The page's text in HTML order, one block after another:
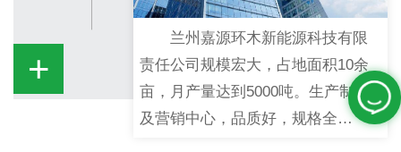
+
兰州嘉源环木新能源科技有限
责任公司规模宏大，占地面积10余
亩，月产量达到5000吨。生产制造
及营销中心，品质好，规格全…